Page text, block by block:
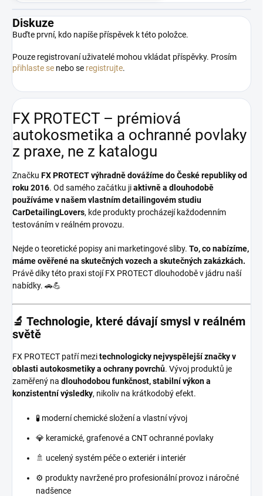
Diskuze
Buďte první, kdo napíše příspěvek k této položce.
Pouze registrovaní uživatelé mohou vkládat příspěvky. Prosím
přihlaste se nebo se registrujte.
FX PROTECT – prémiová
autokosmetika a ochranné povlaky
z praxe, ne z katalogu
Značku FX PROTECTvýhradně dovážíme do České republiky od
roku 2016. Od samého začátku jiaktivně a dlouhodobě
používáme v našem vlastním detailingovém studiu
CarDetailingLovers, kde produkty procházejí každodenním
testováním v reálném provozu.
Nejde o teoretické popisy ani marketingové sliby. To, co nabízíme,
máme ověřené na skutečných vozech a skutečných zakázkách.
Právě díky této praxi stojí FX PROTECT dlouhodobě v jádru naší
nabídky. 🚗💪
🔬 Technologie, které dávají smysl v reálném
světě
FX PROTECT patří mezitechnologicky nejvyspělejší značky v
oblasti autokosmetiky a ochrany povrchů. Vývoj produktů je
zaměřený na dlouhodobou funkčnost, stabilní výkon a
konzistentní výsledky, nikoliv na krátkodobý efekt.
🧪 moderní chemické složení a vlastní vývoj
💎 keramické, grafenové a CNT ochranné povlaky
🚿 ucelený systém péče o exteriér i interiér
⚙️ produkty navržené pro profesionální provoz i náročné
nadšence